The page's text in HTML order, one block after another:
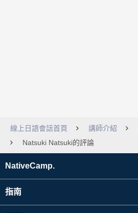
線上日語會話首頁 講師介紹
Natsuki Natsuki的評論
NativeCamp.
指南